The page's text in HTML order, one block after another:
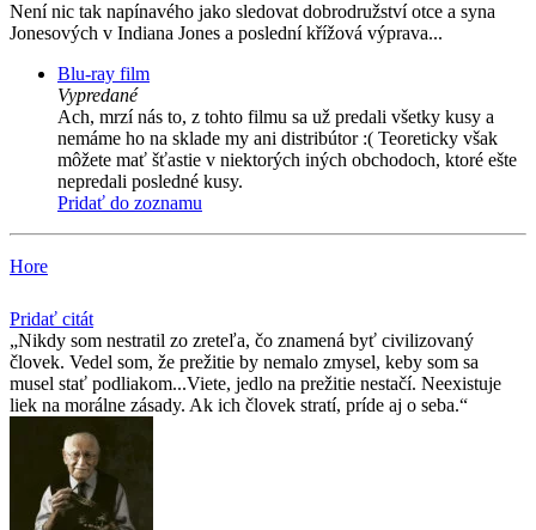
Není nic tak napínavého jako sledovat dobrodružství otce a syna
Jonesových v Indiana Jones a poslední křížová výprava...
Blu-ray film
Vypredané
Ach, mrzí nás to, z tohto filmu sa už predali všetky kusy a
nemáme ho na sklade my ani distribútor :( Teoreticky však
môžete mať šťastie v niektorých iných obchodoch, ktoré ešte
nepredali posledné kusy.
Pridať do zoznamu
Hore
Pridať citát
Nikdy som nestratil zo zreteľa, čo znamená byť civilizovaný
človek. Vedel som, že prežitie by nemalo zmysel, keby som sa
musel stať podliakom...Viete, jedlo na prežitie nestačí. Neexistuje
liek na morálne zásady. Ak ich človek stratí, príde aj o seba.